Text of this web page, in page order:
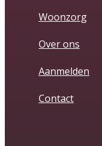
Woonzorg
Over ons
Aanmelden
Contact